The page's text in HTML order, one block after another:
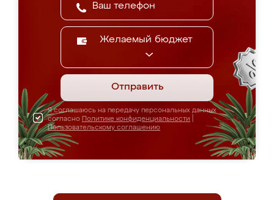
Желаемый бюджет
Отправить
Я соглашаюсь на передачу персональных данных
согласно Политике конфиденциальности
Пользовательскому соглашению